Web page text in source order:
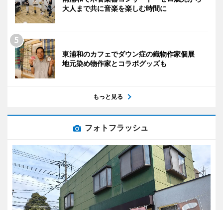
大人まで共に音楽を楽しむ時間に
東浦和のカフェでダウン症の織物作家個展
地元染め物作家とコラボグッズも
もっと見る
フォトフラッシュ